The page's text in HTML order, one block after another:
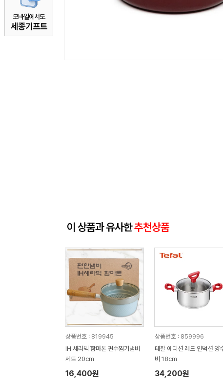
모바일에서도
세종기프트
이 상품과 유사한추천상품
상품번호 : 819945
IH 세라믹 함마톤 편수찜기냄비
세트 20cm
16,400원
상품번호 : 859996
테팔 에디션 레드 인덕션 양
비 18cm
34,200원